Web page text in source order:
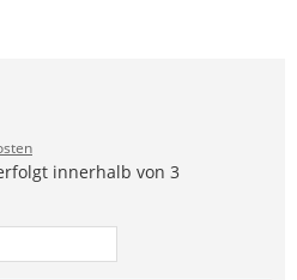
innerhalb von 3